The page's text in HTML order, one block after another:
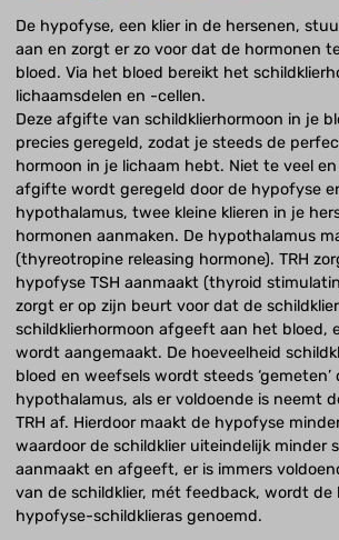
De hypofyse, een klier in de hersenen,
aan en zorgt er zo voor dat de hormonen
bloed. Via het bloed bereikt het
lichaamsdelen en -cellen.
Deze afgifte van schildklierhormoon in je
precies geregeld, zodat je steeds de
hormoon in je lichaam hebt. Niet te veel
afgifte wordt geregeld door de hypofyse
hypothalamus, twee kleine klieren in je
hormonen aanmaken. De hypothalamus
(thyreotropine releasing hormone). TRH
hypofyse TSH aanmaakt (thyroid
zorgt er op zijn beurt voor dat de schildklier
schildklierhormoon afgeeft aan het bloed,
wordt aangemaakt. De hoeveelheid
bloed en weefsels wordt steeds ‘gemeten’
hypothalamus, als er voldoende is neemt
TRH af. Hierdoor maakt de hypofyse
waardoor de schildklier uiteindelijk minder
aanmaakt en afgeeft, er is immers
van de schildklier, mét feedback, wordt
hypofyse-schildklieras genoemd.